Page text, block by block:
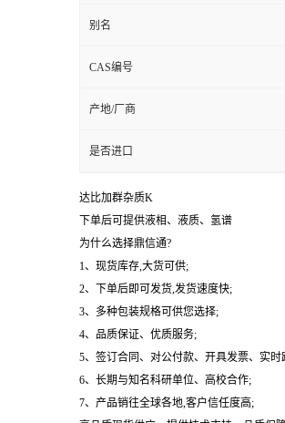
别名
CAS编号
产地/厂商
是否进口
达比加群杂质K
下单后可提供液相、液质、氢谱
为什么选择鼎信通?
1、现货库存,大货可供;
2、下单后即可发货,发货速度快;
3、多种包装规格可供您选择;
4、品质保证、优质服务;
5、签订合同、对公付款、开具发票、实
6、长期与知名科研单位、高校合作;
7、产品销往全球各地,客户信任度高;